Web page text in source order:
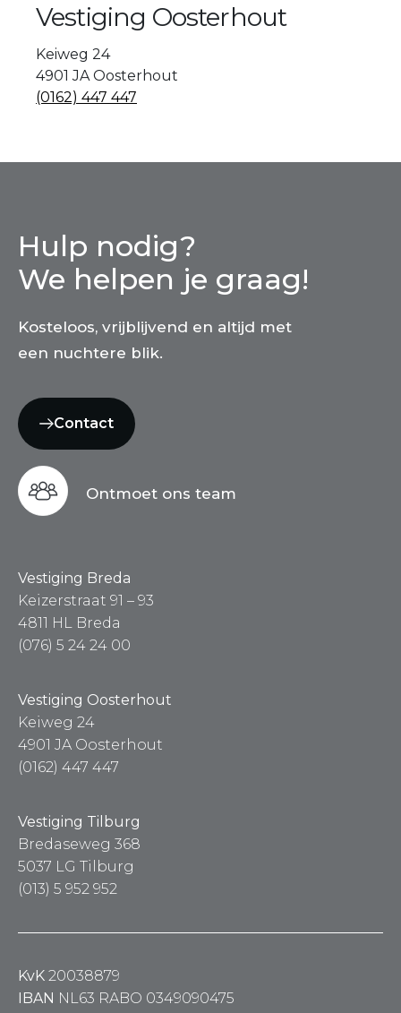
Vestiging Oosterhout
Keiweg 24
4901 JA Oosterhout
(0162) 447 447
Hulp nodig?
We helpen je graag!
Kosteloos, vrijblijvend en altijd met
een nuchtere blik.
Contact
Ontmoet ons team
Vestiging Breda
Keizerstraat 91 – 93
4811 HL Breda
(076) 5 24 24 00
Vestiging Oosterhout
Keiweg 24
4901 JA Oosterhout
(0162) 447 447
Vestiging Tilburg
Bredaseweg 368
5037 LG Tilburg
(013) 5 952 952
KvK 20038879
IBAN NL63 RABO 0349090475